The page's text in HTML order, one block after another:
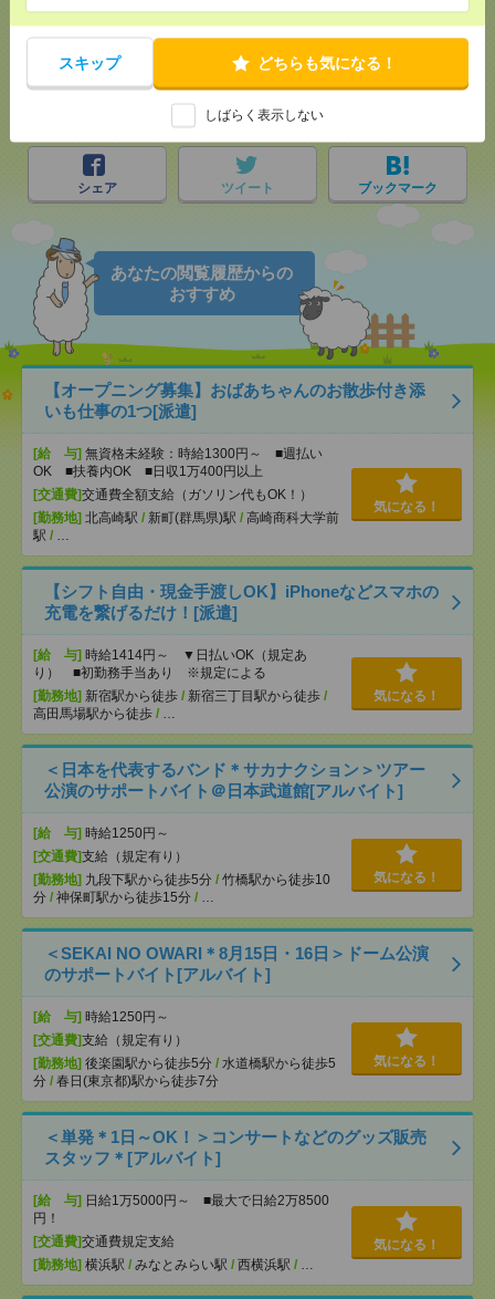
スキップ どちらも気になる！
しばらく表示しない
気になる！
LINE
シェア ツイート ブックマーク
あなたの閲覧履歴からの
おすすめ
【オープニング募集】おばあちゃんのお散歩付き添
いも仕事の1つ[派遣]
[給 与] 無資格未経験：時給1300円～ ■週払い
OK ■扶養内OK ■日収1万400円以上
[交通費]交通費全額支給（ガソリン代もOK！）
[勤務地] 北高崎駅 / 新町(群馬県)駅 / 高崎商科大学前
駅 / …
気になる！
【シフト自由・現金手渡しOK】iPhoneなどスマホの
充電を繋げるだけ！[派遣]
[給 与] 時給1414円～ ▼日払いOK（規定あ
り） ■初勤務手当あり ※規定による
[勤務地] 新宿駅から徒歩 / 新宿三丁目駅から徒歩 /
高田馬場駅から徒歩 / …
気になる！
＜日本を代表するバンド＊サカナクション＞ツアー
公演のサポートバイト＠日本武道館[アルバイト]
[給 与] 時給1250円～
[交通費]支給（規定有り）
[勤務地] 九段下駅から徒歩5分 / 竹橋駅から徒歩10
分 / 神保町駅から徒歩15分 / …
気になる！
＜SEKAI NO OWARI＊8月15日・16日＞ドーム公演
のサポートバイト[アルバイト]
[給 与] 時給1250円～
[交通費]支給（規定有り）
[勤務地] 後楽園駅から徒歩5分 / 水道橋駅から徒歩5
分 / 春日(東京都)駅から徒歩7分
気になる！
＜単発＊1日～OK！＞コンサートなどのグッズ販売
スタッフ＊[アルバイト]
[給 与] 日給1万5000円～ ■最大で日給2万8500
円！
[交通費]交通費規定支給
[勤務地] 横浜駅 / みなとみらい駅 / 西横浜駅 / …
気になる！